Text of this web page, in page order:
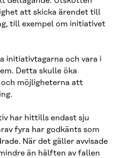
att skicka ärendet till
till exempel om initiativet
initiativtagarna och vara i
Detta skulle öka
möjligheterna att
har hittills endast sju
fyra har godkänts som
När det gäller avvisade
än hälften av fallen